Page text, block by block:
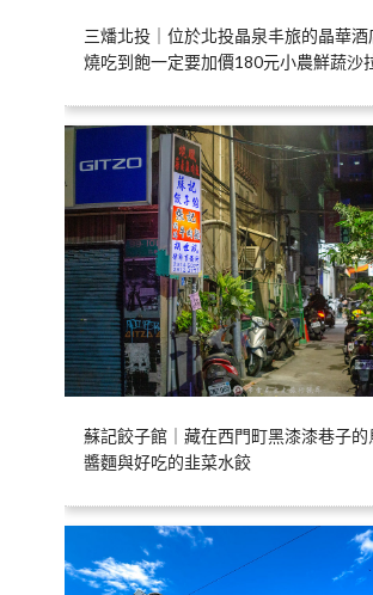
三燔北投｜位於北投晶泉丰旅的晶華
燒吃到飽一定要加價180元小農鮮蔬沙
蘇記餃子館｜藏在西門町黑漆漆巷子
醬麵與好吃的韭菜水餃